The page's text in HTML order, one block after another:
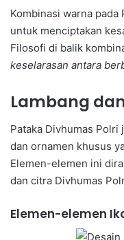
Kombinasi warna pada
untuk menciptakan
Filosofi di balik
keselarasan antara
Lambang
Pataka Divhumas
dan ornamen khusus
Elemen-elemen ini
dan citra Divhumas
Elemen-elemen